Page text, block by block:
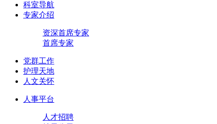
科室导航
专家介绍
资深首席专家
首席专家
党群工作
护理天地
人文关怀
人事平台
人才招聘